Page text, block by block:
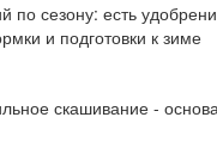
по сезону: есть
и подготовки к зиме
скашивание -